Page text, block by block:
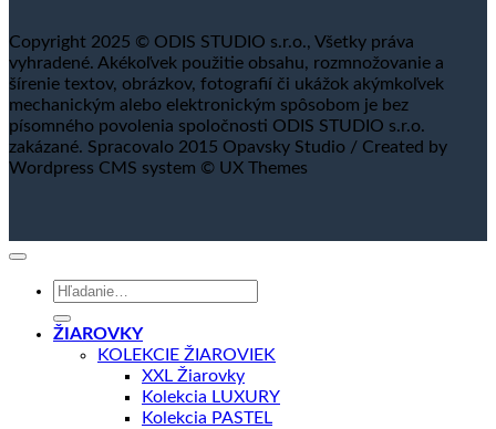
Copyright 2025 © ODIS STUDIO s.r.o., Všetky práva
vyhradené. Akékoľvek použitie obsahu, rozmnožovanie a
šírenie textov, obrázkov, fotografií či ukážok akýmkoľvek
mechanickým alebo elektronickým spôsobom je bez
písomného povolenia spoločnosti ODIS STUDIO s.r.o.
zakázané. Spracovalo 2015 Opavsky Studio / Created by
Wordpress CMS system © UX Themes
Hľadať:
ŽIAROVKY
KOLEKCIE ŽIAROVIEK
XXL Žiarovky
Kolekcia LUXURY
Kolekcia PASTEL